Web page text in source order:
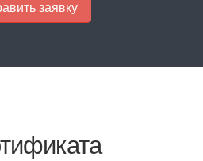
заявку